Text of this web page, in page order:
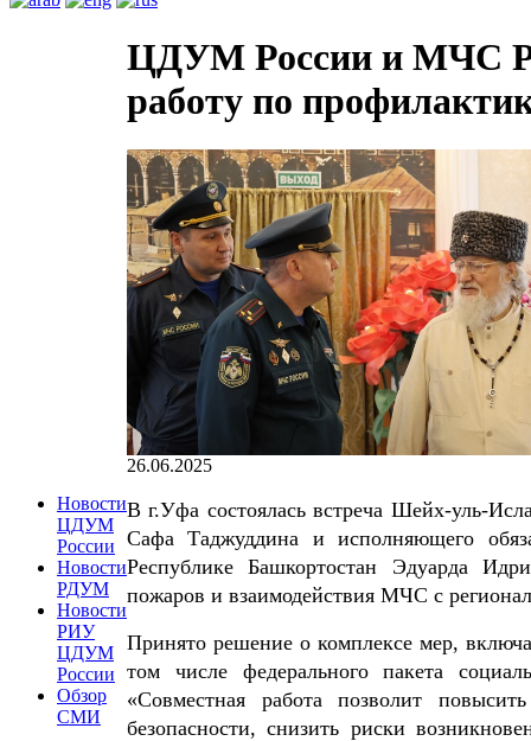
Новости
ЦДУМ
России
Новости
РДУМ
Новости
РИУ
ЦДУМ
России
Обзор
СМИ
ЦДУМ России и МЧС
работу по
26.06.2025
В г.Уфа состоялась встреча Шейх-уль-
Сафа Таджуддина и исполняющего
Республике Башкортостан Эдуарда
пожаров и взаимодействия МЧС с
Принято решение о комплексе мер,
том числе федерального пакета
«Совместная работа позволит
безопасности, снизить риски